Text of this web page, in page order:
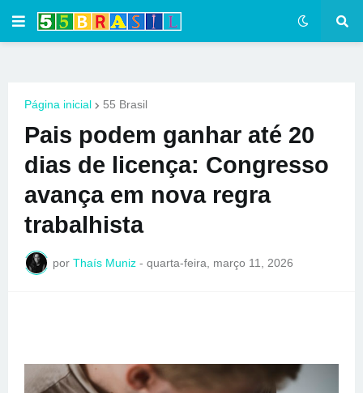
Página inicial 55 Brasil
Pais podem ganhar até 20
dias de licença: Congresso
avança em nova regra
trabalhista
por Thaís Muniz - quarta-feira, março 11, 2026